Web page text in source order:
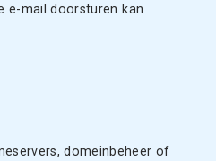
e-mail doorsturen kan
domeinbeheer of